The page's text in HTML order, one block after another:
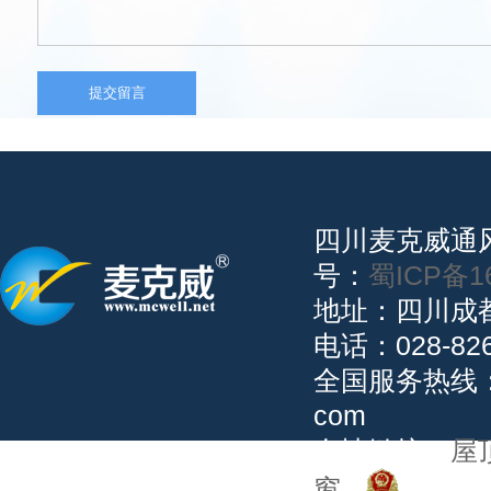
四川麦克威
号： 蜀ICP备
地址：四川成
电话：028-
全国服务热
com
友情链接：屋